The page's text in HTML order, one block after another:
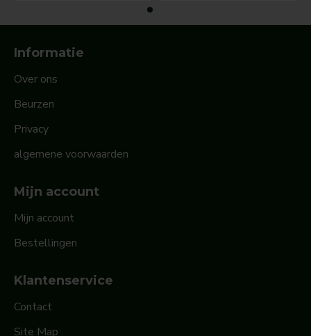
Informatie
Over ons
Beurzen
Privacy
algemene voorwaarden
Mijn account
Mijn account
Bestellingen
Klantenservice
Contact
Site Map